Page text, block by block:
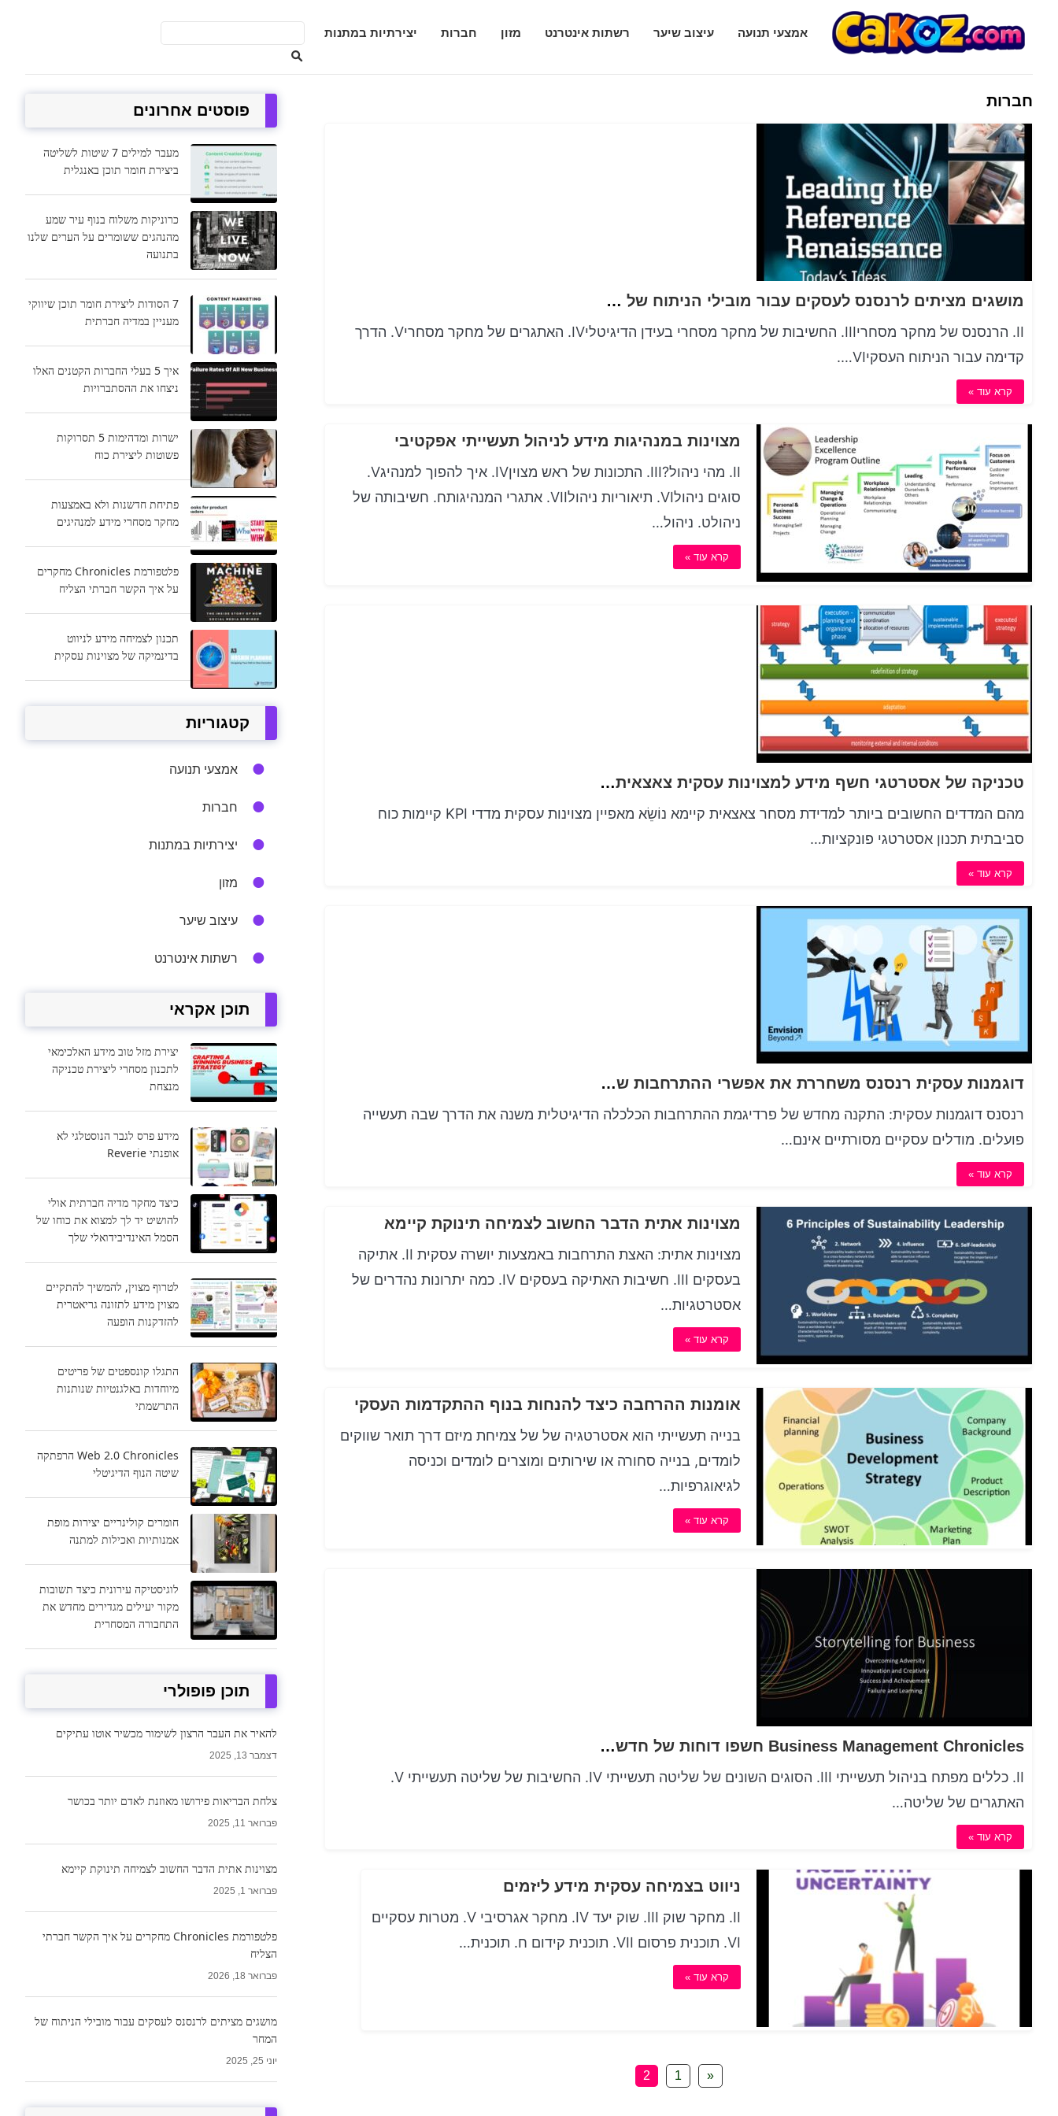
Cakoz.com אמצעי תנועה עיצוב שיער רשתות אינטרנט מזון חברות יצירתיות במתנות
חברות
מושגים מציתים לרנסנס לעסקים עבור מובילי הניתוח של המחר
II. הרנסנס של מחקר מסחריIII. החשיבות של מחקר מסחרי בעידן הדיגיטליIV. האתגרים של מחקר מסחריV. הדרך
קדימה עבור הניתוח העסקיVI….
קרא עוד »
מצוינות במנהיגות מידע לניהול תעשייתי אפקטיבי
II. מהי ניהול?III. התכונות של ראש מצויןIV. איך להפוך למנהיגV.
סוגים ניהולVI. תיאוריות ניהולVII. אתגרי המנהיגותח. חשיבותה של
ניהולט. ניהול…
קרא עוד »
טכניקה של אסטרטגי חשף מידע למצוינות עסקית צאצאית קיימא
מהם המדדים החשובים ביותר למדידת מסחר צאצאית קיימא נוֹשֵׂא מאפיין מצוינות עסקית מדדי KPI קיימות כוח
סביבתית תכנון אסטרטגי פונקציות…
קרא עוד »
דוגמנות עסקית רנסנס משחררת את אפשרי ההתרחבות של הארגון הטרנדי
רנסנס דוגמנות עסקית: התקנה מחדש של פרדיגמת ההתרחבות הכלכלה הדיגיטלית משנה את הדרך שבה תעשייה
פועלים. מודלים עסקיים מסורתיים אינם…
קרא עוד »
מצוינות אתית הדבר החשוב לצמיחה תינוקת קיימא
מצוינות אתית: האצת התרחבות באמצעות יושרה עסקית II. אתיקה
בעסקים III. חשיבות האתיקה בעסקים IV. כמה יתרונות נהדרים של
אסטרטגיות…
קרא עוד »
אומנות ההרחבה כיצד להנחות בנוף ההתקדמות העסקי
בנייה תעשייתי הוא אסטרטגיה של של צמיחת מיזם דרך תואר שווקים
לומדים, בנייה סחורה או שירותים ומוצרים לומדים וכניסה
לגיאוגרפיות…
קרא עוד »
Business Management Chronicles חשפו דוחות של חדשנות וחצץ מהחזית
II. כללים מפתח בניהול תעשייתי III. הסוגים השונים של שליטה תעשייתי IV. החשיבות של שליטה תעשייתי V.
האתגרים של שליטה…
קרא עוד »
ניווט בצמיחה עסקית מידע ליזמים
II. מחקר שוק III. שוק יעד IV. מחקר אגרסיבי V. מטרות עסקיים
VI. תוכנית פרסום VII. תוכנית קידום ח. תוכנית…
קרא עוד »
«
1
2
פוסטים אחרונים
מעבר למילים 7 שיטות לשליטה
ביצירת חומר תוכן באנגלית
כרוניקות משלוח בנוף עיר שמע
מהנהגים ששומרים על הערים שלנו
בתנועה
7 הסודות ליצירת חומר תוכן שיווקי
מעניין במדיה חברתית
איך 5 בעלי החברות הקטנים האלו
ניצחו את ההסתברויות
ישרות ומדהימות 5 תסרוקות
פשוטות ליצירת כוח
פתיחת חדשנות ולא באמצעות
מחקר מסחרי מידע למנהיגים
פלטפורמת Chronicles מחקרים
על איך הקשר חברתי הצליח
תכנון לצמיחה מידע לניווט
בדינמיקה של מצוינות עסקית
קטגוריות
אמצעי תנועה
חברות
יצירתיות במתנות
מזון
עיצוב שיער
רשתות אינטרנט
תוכן אקראי
יצירת מזל טוב מידע האלכימאי
לתכנון מסחרי ליצירת טכניקה
מנצחת
מידע פרס לגבר הנוסטלגי לא
אופנתי Reverie
כיצד מחקר מדיה חברתית אולי
להושיט יד לך למצוא את כוחו של
הסמל האינדיבידואלי שלך
לטרוף מצוין, להמשיך להתקיים
מצוין מידע לתזונה גריאטרית
להזדקנות הופעה
התגלו קונספטים של פריטים
מיוחדות באלגנטיות שנותנות
התרשמתי
Web 2.0 Chronicles הרפתקה
שיטה הנוף הדיגיטלי
חומרים קולינריים יצירות מופת
אמנותיות ואכילות למתנה
לוגיסטיקה עירונית כיצד תשובות
מקור ​​יעילים מגדירים מחדש את
התחבורה המסחרית
תוכן פופולרי
להאיר את העבר הרצון לשימור מכשיר אוטו עתיקים
דצמבר 13, 2025
צלחת הבריאות פירושו מאוזנת לאדם יותר בכושר
פברואר 11, 2025
מצוינות אתית הדבר החשוב לצמיחה תינוקת קיימא
פברואר 1, 2025
פלטפורמת Chronicles מחקרים על איך הקשר חברתי
הצליח
פברואר 18, 2026
מושגים מציתים לרנסנס לעסקים עבור מובילי הניתוח של
המחר
יוני 25, 2025